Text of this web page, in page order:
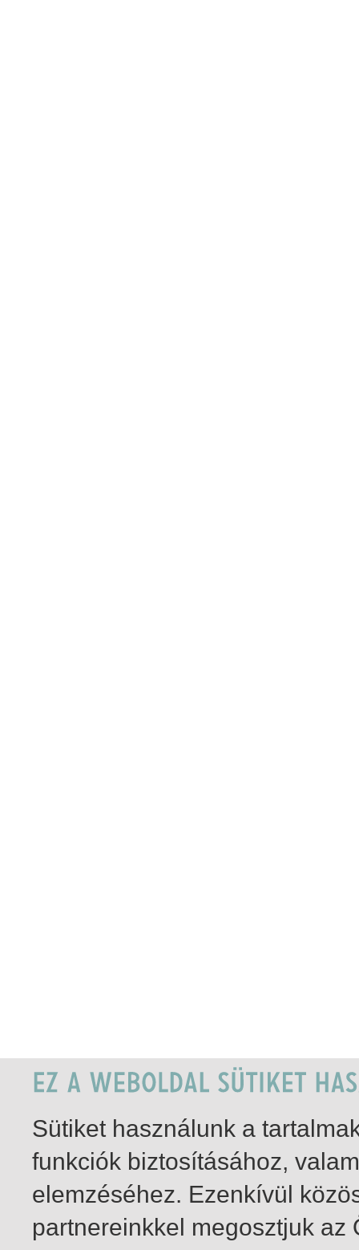
Sütiket használunk a
funkciók biztosításához,
elemzéséhez. Ezenkívül
partnereinkkel megosztjuk